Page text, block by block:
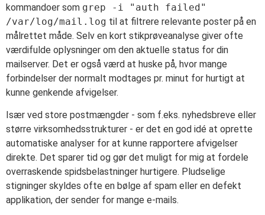
kommandoer som grep -i "auth failed"
/var/log/mail.log til at filtrere relevante poster på en
målrettet måde. Selv en kort stikprøveanalyse giver ofte
værdifulde oplysninger om den aktuelle status for din
mailserver. Det er også værd at huske på, hvor mange
forbindelser der normalt modtages pr. minut for hurtigt at
kunne genkende afvigelser.
Især ved store postmængder - som f.eks. nyhedsbreve eller
større virksomhedsstrukturer - er det en god idé at oprette
automatiske analyser for at kunne rapportere afvigelser
direkte. Det sparer tid og gør det muligt for mig at fordele
overraskende spidsbelastninger hurtigere. Pludselige
stigninger skyldes ofte en bølge af spam eller en defekt
applikation, der sender for mange e-mails.